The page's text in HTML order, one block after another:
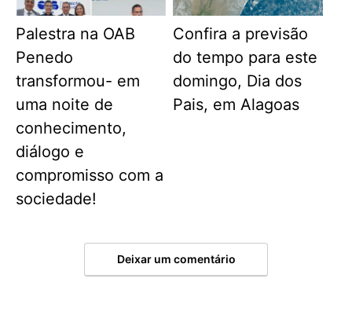
Palestra na OAB
Penedo
transformou- em
uma noite de
conhecimento,
diálogo e
compromisso com a
sociedade!
Confira a previsão
do tempo para este
domingo, Dia dos
Pais, em Alagoas
Deixar um comentário